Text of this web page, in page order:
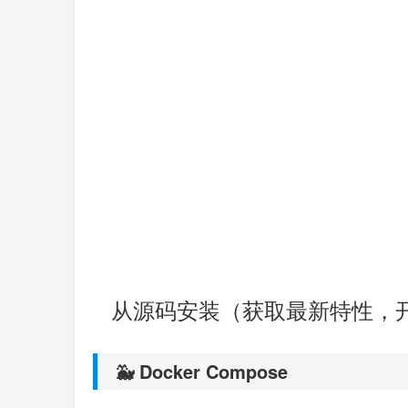
从源码安装（获取最新特性，
🐳 Docker Compose